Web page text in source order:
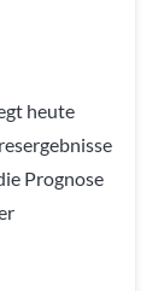
heute
Prognose